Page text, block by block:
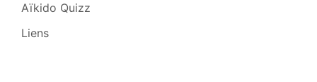
Aïkido Quizz
Liens